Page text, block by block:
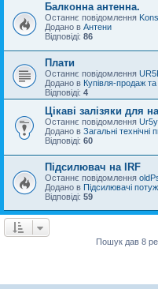
Балконна антенна.
Останнє повідомлення
Додано в Антени
Відповіді: 86
Плати
Останнє повідомлення
Додано в Купівля-продаж
Відповіді: 4
Цікаві залізяки для
Останнє повідомлення
Додано в Загальні технічні
Відповіді: 60
Підсилювач на IRF
Останнє повідомлення
Додано в Підсилювачі
Відповіді: 59
Пошук дав 8